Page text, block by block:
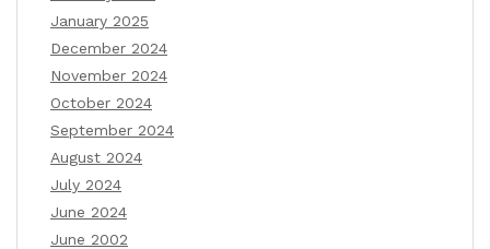
January 2025
December 2024
November 2024
October 2024
September 2024
August 2024
July 2024
June 2024
June 2002